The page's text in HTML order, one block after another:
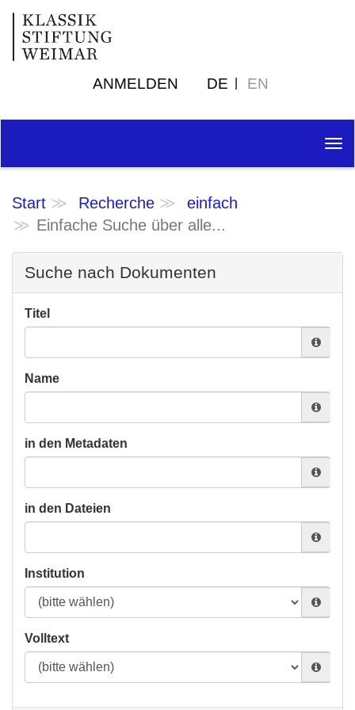
ANMELDEN DE EN
Start Recherche
einfach
Einfache Suche über alle...
Suche nach Dokumenten
Titel
Name
in den Metadaten
in den Dateien
Institution
Volltext